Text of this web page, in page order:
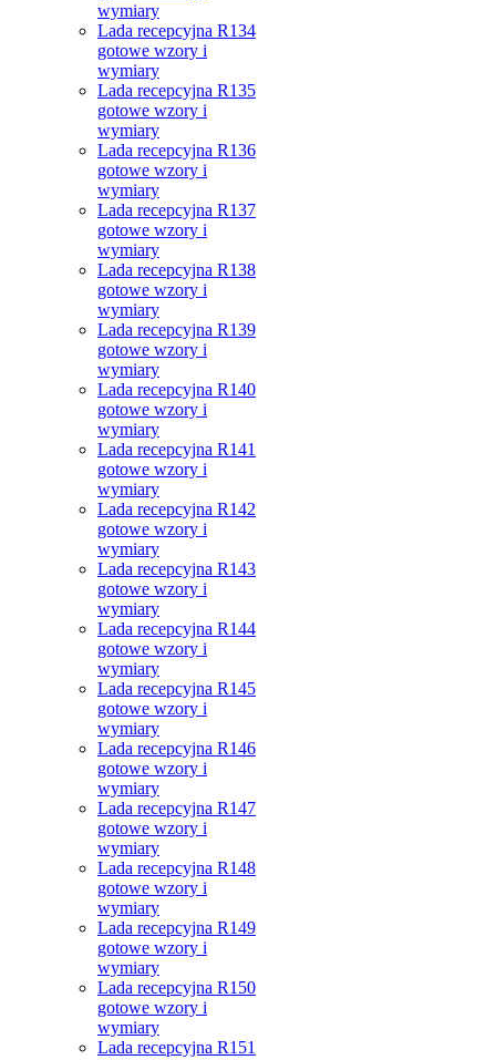
wymiary
Lada recepcyjna R134
gotowe wzory i
wymiary
Lada recepcyjna R135
gotowe wzory i
wymiary
Lada recepcyjna R136
gotowe wzory i
wymiary
Lada recepcyjna R137
gotowe wzory i
wymiary
Lada recepcyjna R138
gotowe wzory i
wymiary
Lada recepcyjna R139
gotowe wzory i
wymiary
Lada recepcyjna R140
gotowe wzory i
wymiary
Lada recepcyjna R141
gotowe wzory i
wymiary
Lada recepcyjna R142
gotowe wzory i
wymiary
Lada recepcyjna R143
gotowe wzory i
wymiary
Lada recepcyjna R144
gotowe wzory i
wymiary
Lada recepcyjna R145
gotowe wzory i
wymiary
Lada recepcyjna R146
gotowe wzory i
wymiary
Lada recepcyjna R147
gotowe wzory i
wymiary
Lada recepcyjna R148
gotowe wzory i
wymiary
Lada recepcyjna R149
gotowe wzory i
wymiary
Lada recepcyjna R150
gotowe wzory i
wymiary
Lada recepcyjna R151